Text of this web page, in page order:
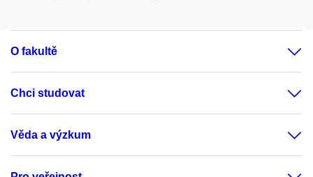
O fakultě
Chci studovat
Věda a výzkum